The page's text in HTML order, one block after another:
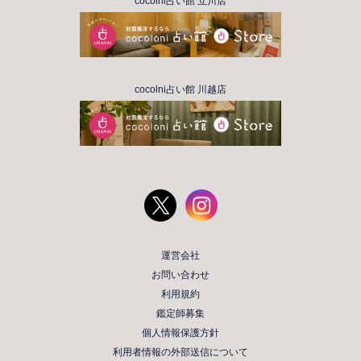
cocolni占い館 川越店
運営会社
お問い合わせ
利用規約
鑑定師募集
個人情報保護方針
利用者情報の外部送信について